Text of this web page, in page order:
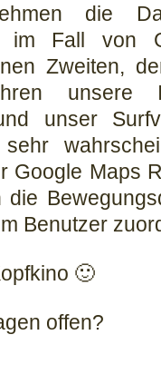
die
im Fall von
Zweiten,
unsere
unser
Google Maps
die
Benutzer
🙂
offen?